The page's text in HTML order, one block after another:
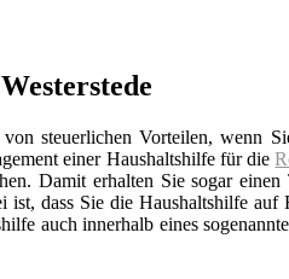
steuerlichen Vorteilen, wenn
einer Haushaltshilfe für die
Damit erhalten Sie sogar
dass Sie die Haushaltshilfe auf
auch innerhalb eines